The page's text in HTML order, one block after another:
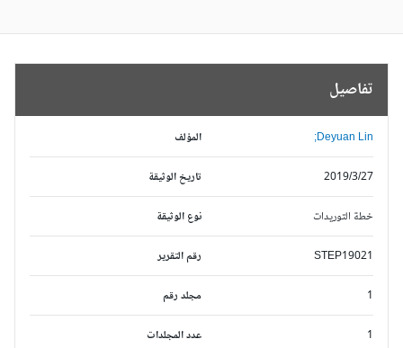
تفاصيل
المؤلف Deyuan Lin;
تاريخ الوثيقة 2019/3/27
نوع الوثيقة خطة التوريدات
رقم التقرير STEP19021
مجلد رقم
عدد المجلدات